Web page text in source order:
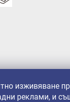
изживяване
реклами, и